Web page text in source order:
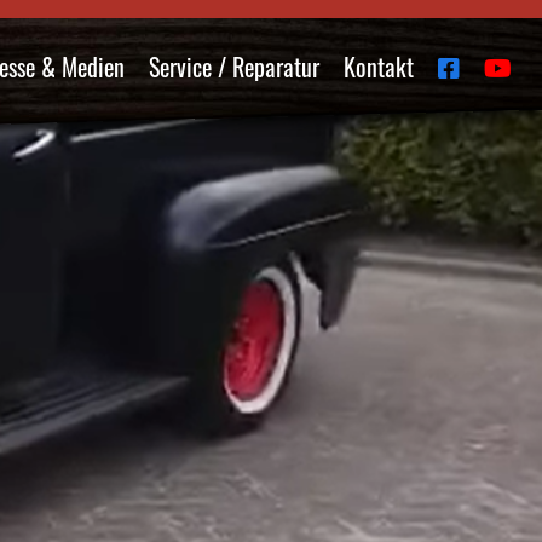
& Medien Service / Reparatur Kontakt